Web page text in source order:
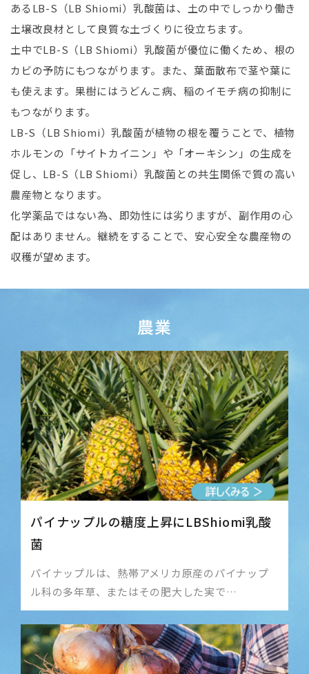
あるLB-S（LB Shiomi）乳酸菌は、土の中でしっかり働き
土壌改良材として良質な土づくりに役立ちます。
土中でLB-S（LB Shiomi）乳酸菌が優位に働くため、根の
カビの予防にもつながります。また、葉面散布で茎や葉に
も使えます。果樹にはうどんこ病、稲のイモチ病の抑制に
もつながります。
LB-S（LB Shiomi）乳酸菌が植物の根を覆うことで、植物
ホルモンの「サイトカイニン」や「オーキシン」の生成を
促し、LB-S（LB Shiomi）乳酸菌との共生関係で質の高い
農産物となります。
化学薬品ではない為、即効性には劣りますが、副作用の心
配はありません。継続をすることで、安心安全な農産物の
収穫が望めます。
農業
パイナップルの糖度上昇にLBShiomi乳酸
菌
パイナップルは、熱帯アメリカ原産のパイナップ
ル科の多年草、またはその肥大した実で…